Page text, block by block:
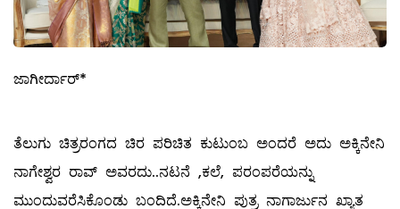
ಜಾಗೀರ್ದಾರ್*
ತೆಲುಗು ಚಿತ್ರರಂಗದ ಚಿರ ಪರಿಚಿತ ಕುಟುಂಬ ಅಂದರೆ ಅದು ಅಕ್ಕಿನೇನಿ
ನಾಗೇಶ್ವರ ರಾವ್ ಅವರದು..ನಟನೆ ,ಕಲೆ, ಪರಂಪರೆಯನ್ನು
ಮುಂದುವರೆಸಿಕೊಂಡು ಬಂದಿದೆ.ಅಕ್ಕಿನೇನಿ ಪುತ್ರ ನಾಗಾರ್ಜುನ ಖ್ಯಾತ